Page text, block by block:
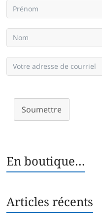
Soumettre
En boutique…
Articles récents